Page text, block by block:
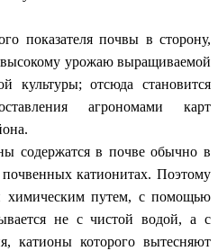
показателя почвы в сторону,
урожаю выращиваемой
культуры; отсюда становится
агрономами карт
в почве обычно в
катионитах. Поэтому
химическим путем, с помощью
не с чистой водой, а с
катионы которого вытесняют